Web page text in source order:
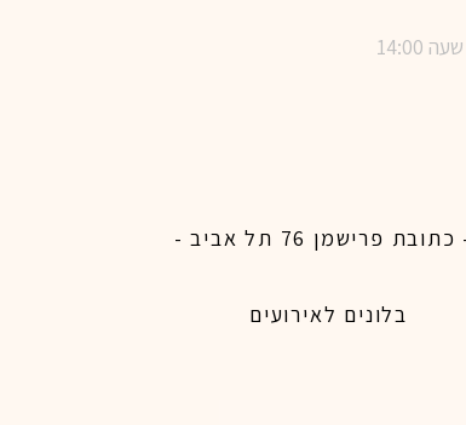
שימו לב ! מינימום הזמנת משלוח באתר לכל האיזורים האפשריים 450 ש״ח ו200 ש״ח מינימום לאיסוף - כתובת פרישמן 76 תל אביב -
בלונים לאירועים